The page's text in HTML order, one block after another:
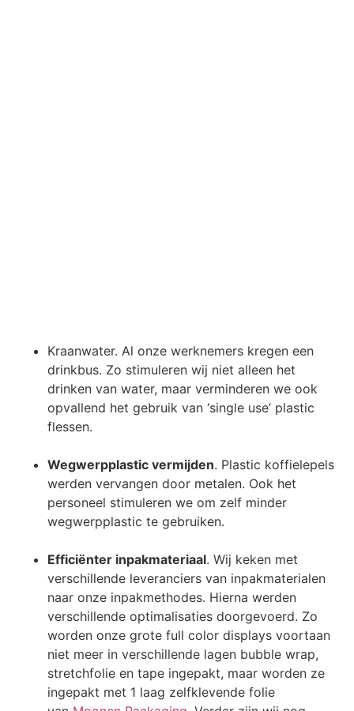
Kraanwater. Al onze werknemers kregen een
drinkbus. Zo stimuleren wij niet alleen het
drinken van water, maar verminderen we ook
opvallend het gebruik van ‘single use’ plastic
flessen.
Wegwerpplastic vermijden. Plastic koffielepels
werden vervangen door metalen. Ook het
personeel stimuleren we om zelf minder
wegwerpplastic te gebruiken.
Efficiënter inpakmateriaal. Wij keken met
verschillende leveranciers van inpakmaterialen
naar onze inpakmethodes. Hierna werden
verschillende optimalisaties doorgevoerd. Zo
worden onze grote full color displays voortaan
niet meer in verschillende lagen bubble wrap,
stretchfolie en tape ingepakt, maar worden ze
ingepakt met 1 laag zelfklevende folie